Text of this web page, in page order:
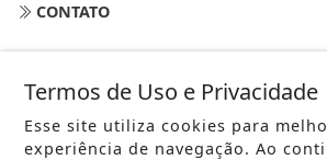
CONTATO
Termos de Uso e Privacidade
Esse site utiliza cookies para
experiência de navegação. Ao